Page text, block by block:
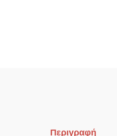
Περιγραφή